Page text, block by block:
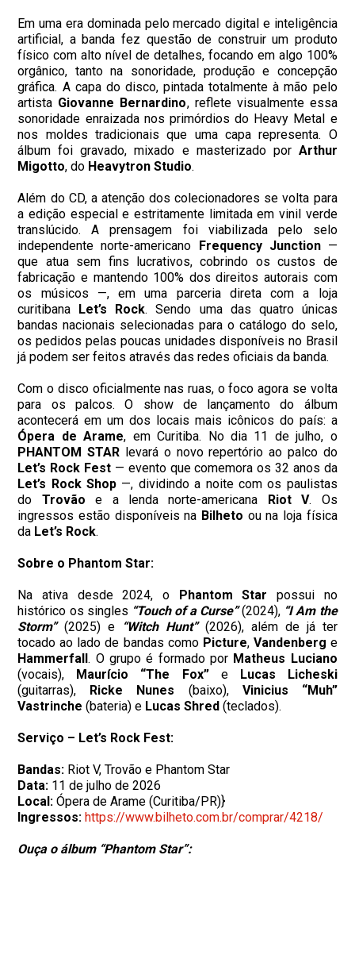
Em uma era dominada pelo mercado digital e inteligência
artificial, a banda fez questão de construir um produto
físico com alto nível de detalhes, focando em algo 100%
orgânico, tanto na sonoridade, produção e concepção
gráfica. A capa do disco, pintada totalmente à mão pelo
artista Giovanne Bernardino, reflete visualmente essa
sonoridade enraizada nos primórdios do Heavy Metal e
nos moldes tradicionais que uma capa representa. O
álbum foi gravado, mixado e masterizado por Arthur
Migotto, do Heavytron Studio.
Além do CD, a atenção dos colecionadores se volta para
a edição especial e estritamente limitada em vinil verde
translúcido. A prensagem foi viabilizada pelo selo
independente norte-americano Frequency Junction—
que atua sem fins lucrativos, cobrindo os custos de
fabricação e mantendo 100% dos direitos autorais com
os músicos —, em uma parceria direta com a loja
curitibana Let’s Rock. Sendo uma das quatro únicas
bandas nacionais selecionadas para o catálogo do selo,
os pedidos pelas poucas unidades disponíveis no Brasil
já podem ser feitos através das redes oficiais da banda.
Com o disco oficialmente nas ruas, o foco agora se volta
para os palcos. O show de lançamento do álbum
acontecerá em um dos locais mais icônicos do país: a
Ópera de Arame, em Curitiba. No dia 11 de julho, o
PHANTOM STAR levará o novo repertório ao palco do
Let’s Rock Fest — evento que comemora os 32 anos da
Let’s Rock Shop —, dividindo a noite com os paulistas
do Trovão e a lenda norte-americana Riot V. Os
ingressos estão disponíveis na Bilheto ou na loja física
da Let’s Rock.
Sobre o Phantom Star:
Na ativa desde 2024, o Phantom Star possui no
histórico os singles “Touch of a Curse”(2024), “I Am the
Storm”(2025) e “Witch Hunt”(2026), além de já ter
tocado ao lado de bandas como Picture, Vandenberg e
Hammerfall. O grupo é formado por Matheus Luciano
(vocais), Maurício “The Fox”e Lucas Licheski
(guitarras), Ricke Nunes (baixo), Vinicius “Muh”
Vastrinche (bateria) e Lucas Shred (teclados).
Serviço – Let’s Rock Fest:
Bandas: Riot V, Trovão e Phantom Star
Data: 11 de julho de 2026
Local: Ópera de Arame (Curitiba/PR)}
Ingressos: https://www.bilheto.com.br/comprar/4218/
Ouça o álbum “Phantom Star”: